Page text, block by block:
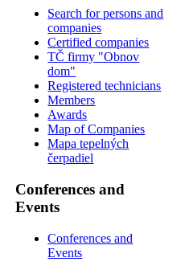
Search for persons and
companies
Certified companies
TČ firmy "Obnov
dom"
Registered technicians
Members
Awards
Map of Companies
Mapa tepelných
čerpadiel
Conferences and
Events
Conferences and
Events